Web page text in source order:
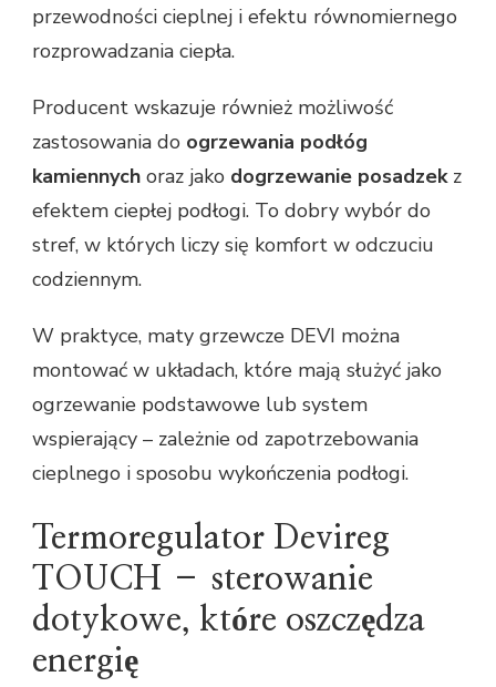
przewodności cieplnej i efektu równomiernego
rozprowadzania ciepła.
Producent wskazuje również możliwość
zastosowania do ogrzewania podłóg
kamiennych oraz jako dogrzewanie posadzekz
efektem ciepłej podłogi. To dobry wybór do
stref, w których liczy się komfort w odczuciu
codziennym.
W praktyce, maty grzewcze DEVI można
montować w układach, które mają służyć jako
ogrzewanie podstawowe lub system
wspierający – zależnie od zapotrzebowania
cieplnego i sposobu wykończenia podłogi.
Termoregulator Devireg
TOUCH – sterowanie
dotykowe, które oszczędza
energię